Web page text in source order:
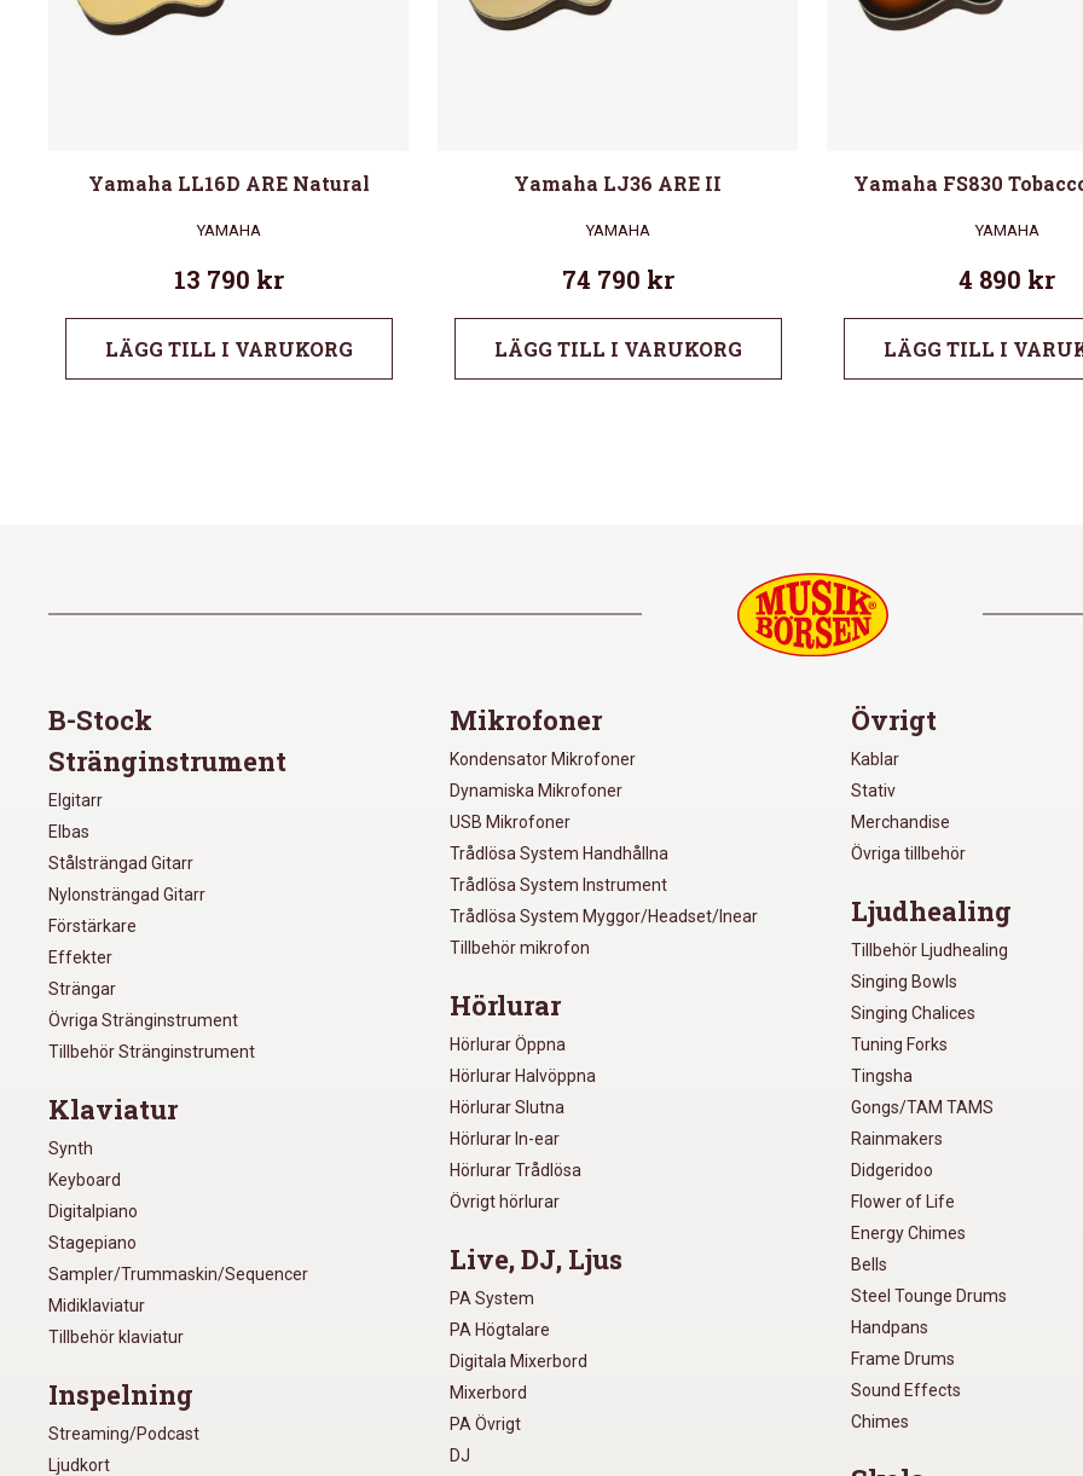
Yamaha LL16D ARE Natural
YAMAHA
13 790 kr
LÄGG TILL I VARUKORG
Yamaha LJ36 ARE II
YAMAHA
74 790 kr
LÄGG TILL I VARUKORG
Yamaha FS830
YAMAHA
4 890 kr
LÄGG TILL I
B-Stock
Stränginstrument
Elgitarr
Elbas
Stålsträngad Gitarr
Nylonsträngad Gitarr
Förstärkare
Effekter
Strängar
Övriga Stränginstrument
Tillbehör Stränginstrument
Klaviatur
Synth
Keyboard
Digitalpiano
Stagepiano
Sampler/Trummaskin/Sequencer
Midiklaviatur
Tillbehör klaviatur
Inspelning
Streaming/Podcast
Ljudkort
Mikrofoner
Kondensator Mikrofoner
Dynamiska Mikrofoner
USB Mikrofoner
Trådlösa System Handhållna
Trådlösa System Instrument
Trådlösa System Myggor/Headset/Inear
Tillbehör mikrofon
Hörlurar
Hörlurar Öppna
Hörlurar Halvöppna
Hörlurar Slutna
Hörlurar In-ear
Hörlurar Trådlösa
Övrigt hörlurar
Live, DJ, Ljus
PA System
PA Högtalare
Digitala Mixerbord
Mixerbord
PA Övrigt
DJ
Övrigt
Kablar
Stativ
Merchandise
Övriga tillbehör
Ljudhealing
Tillbehör Ljudhealing
Singing Bowls
Singing Chalices
Tuning Forks
Tingsha
Gongs/TAM TAMS
Rainmakers
Didgeridoo
Flower of Life
Energy Chimes
Bells
Steel Tounge Drums
Handpans
Frame Drums
Sound Effects
Chimes